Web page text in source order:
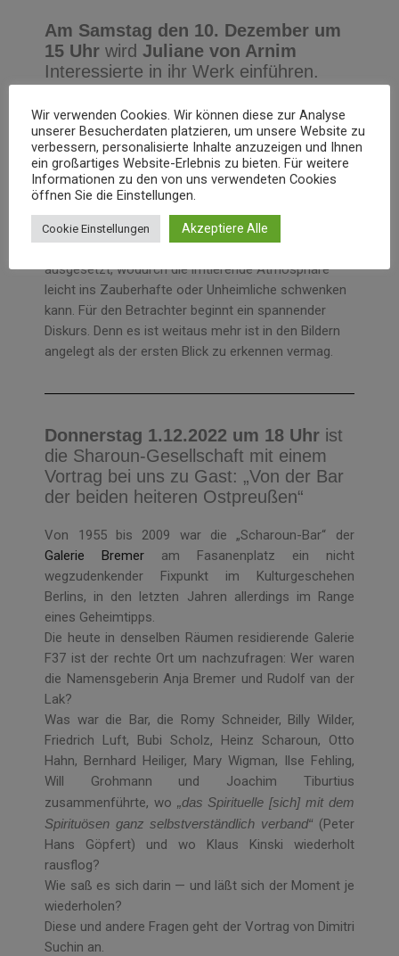
Am Samstag den 10. Dezember um
15 UhrwirdJuliane von Arnim
Interessierte in ihr Werk einführen.
Juliane von Arnim spürt in ihren Landschaftsbildern
dem Ungewöhnlichen nach. Die Szenarien und
Bildausschnitte werden einer ungewöhnlichen
ausgesetzt, wodurch die irritierende Atmosphäre
leicht ins Zauberhafte oder Unheimliche schwenken
kann. Für den Betrachter beginnt ein spannender
Diskurs. Denn es ist weitaus mehr ist in den Bildern
angelegt als der ersten Blick zu erkennen vermag.
Donnerstag 1.12.2022 um 18 Uhr ist
die Sharoun-Gesellschaft mit einem
Vortrag bei uns zu Gast: „Von der Bar
der beiden heiteren Ostpreußen“
Von 1955 bis 2009 war die „Scharoun-Bar“ der
Galerie Bremer am Fasanenplatz ein nicht
wegzudenkender Fixpunkt im Kulturgeschehen
Berlins, in den letzten Jahren allerdings im Range
eines Geheimtipps.
Die heute in denselben Räumen residierende Galerie
F37 ist der rechte Ort um nachzufragen: Wer waren
die Namensgeberin Anja Bremer und Rudolf van der
Lak?
Was war die Bar, die Romy Schneider, Billy Wilder,
Friedrich Luft, Bubi Scholz, Heinz Scharoun, Otto
Hahn, Bernhard Heiliger, Mary Wigman, Ilse Fehling,
Will Grohmann und Joachim Tiburtius
zusammenführte, wo „das Spirituelle [sich] mit dem
Spirituösen ganz selbstverständlich verband“ (Peter
Hans Göpfert) und wo Klaus Kinski wiederholt
rausflog?
Wie saß es sich darin — und läßt sich der Moment je
wiederholen?
Diese und andere Fragen geht der Vortrag von Dimitri
Suchin an.
Wir verwenden Cookies. Wir können diese zur Analyse
unserer Besucherdaten platzieren, um unsere Website zu
verbessern, personalisierte Inhalte anzuzeigen und Ihnen
ein großartiges Website-Erlebnis zu bieten. Für weitere
Informationen zu den von uns verwendeten Cookies
öffnen Sie die Einstellungen.
Cookie Einstellungen Akzeptiere Alle